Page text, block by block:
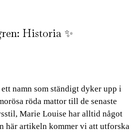
Historia ✨
namn som ständigt dyker upp i
röda mattor till de senaste
Marie Louise har alltid något
här artikeln kommer vi att utforska